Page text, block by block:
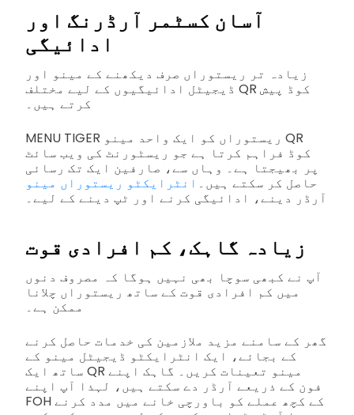
آسان کسٹمر آرڈرنگ اور
زیادہ تر ریستوراں صرف دیکھنے کے مینو اور
ڈیجیٹل ادائیگیوں کے لیے مختلف QR کوڈ پیش
کرتے ہیں۔
MENU TIGER ریستوراں کو ایک واحد مینو QR
کوڈ فراہم کرتا ہے جو ریسٹورنٹ کی ویب سائٹ
پر بھیجتا ہے۔ وہاں سے، صارفین ایک تک رسائی
حاصل کر سکتے ہیں۔ انٹرایکٹو ریستوراں مینو
آرڈر دینے، ادائیگی کرنے اور ٹپ دینے کے لیے۔
زیادہ گاہک، کم افرادی قوت
آپ نے کبھی سوچا بھی نہیں ہوگا کہ مصروف دنوں
میں کم افرادی قوت کے ساتھ ریستوراں چلانا
گھر کے سامنے مزید ملازمین کی خدمات حاصل کرنے
کے بجائے، ایک انٹرایکٹو ڈیجیٹل مینو کے
ساتھ ایک QR مینو تعینات کریں۔ گاہک اپنے
فون کے ذریعے آرڈر دے سکتے ہیں، لہذا آپ اپنے
FOH کے کچھ عملے کو باورچی خانے میں مدد کرنے